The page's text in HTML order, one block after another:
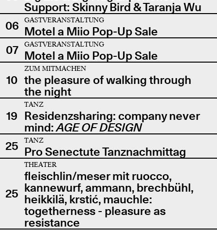
Support: Skinny Bird & Taranja Wu
06
GASTVERANSTALTUNG
Motel a Miio Pop-Up Sale
07
GASTVERANSTALTUNG
Motel a Miio Pop-Up Sale
10
ZUM MITMACHEN
the pleasure of walking through
the night
19
TANZ
Residenzsharing: company never
mind:AGE OF DESIGN
25
TANZ
Pro Senectute Tanznachmittag
25
THEATER
fleischlin/meser mit ruocco,
kannewurf, ammann, brechbühl,
heikkilä, krstić, mauchle:
togetherness - pleasure as
resistance